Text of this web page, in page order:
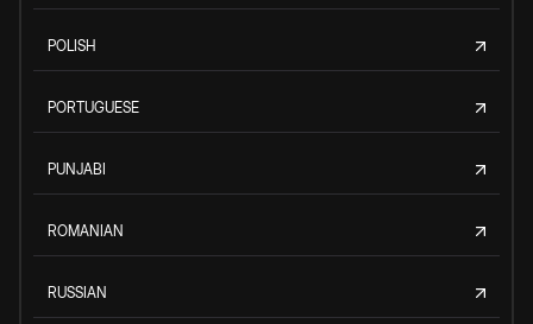
POLISH
PORTUGUESE
PUNJABI
ROMANIAN
RUSSIAN